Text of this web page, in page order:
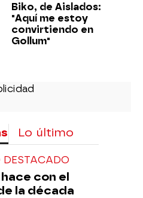
Biko, de Aislados:
"Aquí me estoy
convirtiendo en
Gollum"
Lo último
con el
la década